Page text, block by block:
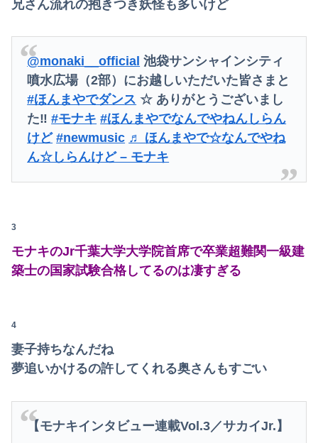
兄さん流れの抱きつき妖怪も多いけど
@monaki__official 池袋サンシャインシティ
噴水広場（2部）にお越しいただいた皆さまと
#ほんまやでダンス ☆ ありがとうございまし
た‼︎#モナキ #ほんまやでなんでやねんしらん
けど #newmusic ♬ ほんまやで☆なんでやね
ん☆しらんけど – モナキ
3
モナキのJr千葉大学大学院首席で卒業超難関一級建
築士の国家試験合格してるのは凄すぎる
4
妻子持ちなんだね
夢追いかけるの許してくれる奥さんもすごい
【モナキインタビュー連載Vol.3／サカイJr.】